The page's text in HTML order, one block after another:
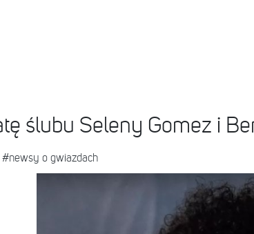
ślubu Seleny Gomez i
#newsy o gwiazdach